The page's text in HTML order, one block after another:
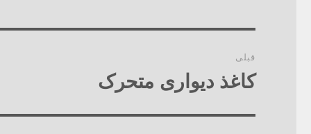
نوشته‌ها
قبلی
نوشته
کاغذ دیواری متحرک